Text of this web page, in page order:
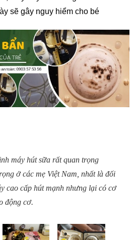
sẽ gây nguy hiểm cho bé
máy hút sữa rất quan trọng
ở các mẹ Việt Nam, nhất là đối
cao cấp hút mạnh nhưng lại có cơ
động cơ.